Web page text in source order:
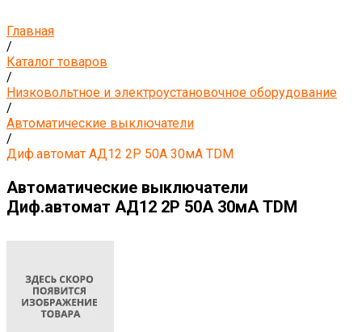
Главная
/
Каталог товаров
/
Низковольтное и электроустановочное оборудование
/
Автоматические выключатели
/
Диф.автомат АД12 2Р 50А 30мА TDM
Автоматические выключатели
Диф.автомат АД12 2Р 50А 30мА TDM